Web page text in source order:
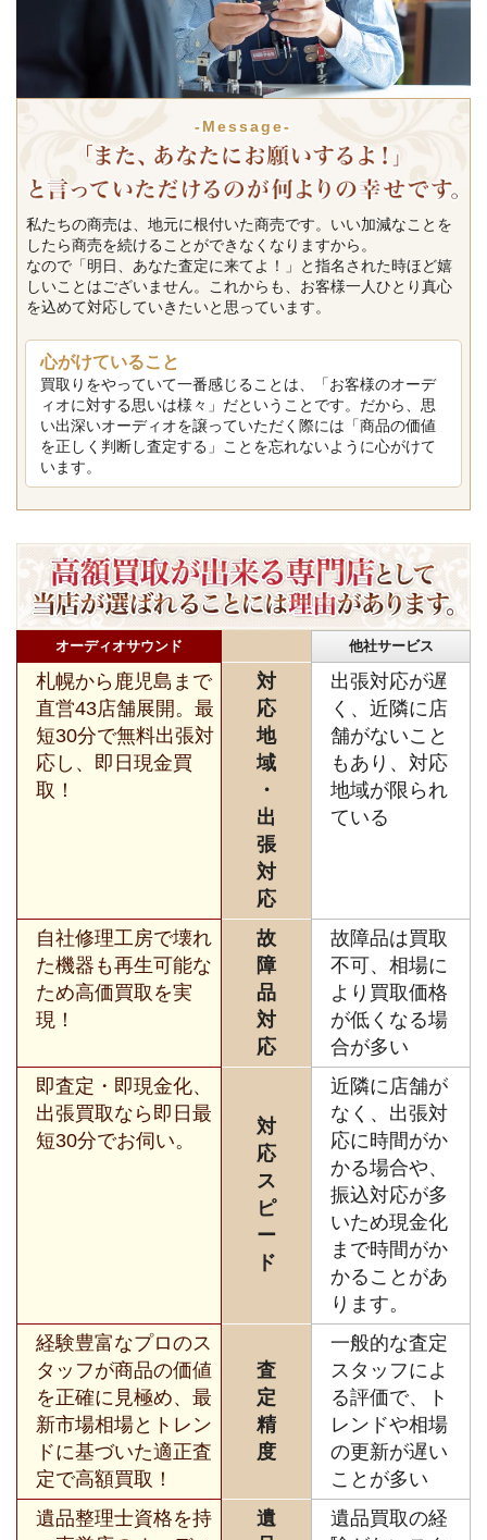
-Message-
私たちの商売は、地元に根付いた商売です。いい加減なことを
したら商売を続けることができなくなりますから。
なので「明日、あなた査定に来てよ！」と指名された時ほど嬉
しいことはございません。これからも、お客様一人ひとり真心
を込めて対応していきたいと思っています。
心がけていること
買取りをやっていて一番感じることは、「お客様のオーデ
ィオに対する思いは様々」だということです。だから、思
い出深いオーディオを譲っていただく際には「商品の価値
を正しく判断し査定する」ことを忘れないように心がけて
います。
オーディオサウンド 他社サービス
札幌から鹿児島まで
直営43店舗展開。最
短30分で無料出張対
応し、即日現金買
取！
対
応
地
域
・
出
張
対
応
出張対応が遅
く、近隣に店
舗がないこと
もあり、対応
地域が限られ
ている
自社修理工房で壊れ
た機器も再生可能な
ため高価買取を実
現！
故
障
品
対
応
故障品は買取
不可、相場に
より買取価格
が低くなる場
合が多い
即査定・即現金化、
出張買取なら即日最
短30分でお伺い。
対
応
ス
ピ
ー
ド
近隣に店舗が
なく、出張対
応に時間がか
かる場合や、
振込対応が多
いため現金化
まで時間がか
かることがあ
ります。
経験豊富なプロのス
タッフが商品の価値
を正確に見極め、最
新市場相場とトレン
ドに基づいた適正査
定で高額買取！
査
定
精
度
一般的な査定
スタッフによ
る評価で、ト
レンドや相場
の更新が遅い
ことが多い
遺品整理士資格を持
遺
遺品買取の経